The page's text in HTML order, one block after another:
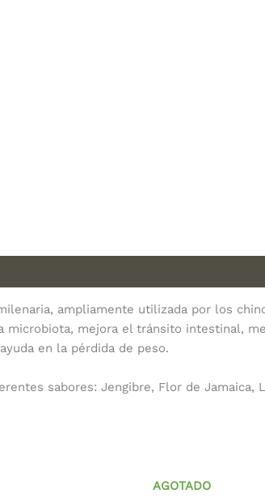
ampliamente utilizada por los
microbiota, mejora el tránsito intestinal,
en la pérdida de peso.
sabores: Jengibre, Flor de Jamaica,
AGOTADO